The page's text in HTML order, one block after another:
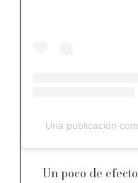
Un poco de efecto